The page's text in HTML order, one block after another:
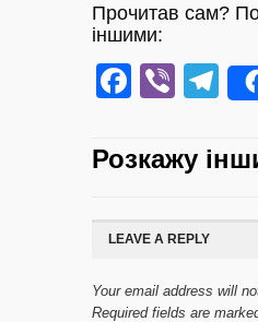
Прочитав сам?
іншими:
Viber
Розкажу
LEAVE A REPLY
Your email address will
Required fields are